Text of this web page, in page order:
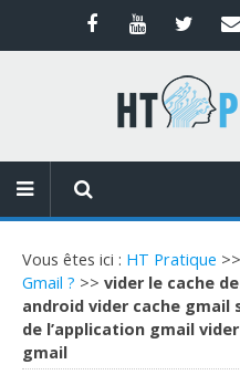
Vous êtes ici : HT Pratique >>
Gmail ? >> vider le cache
android vider cache gmail
de l’application gmail
gmail